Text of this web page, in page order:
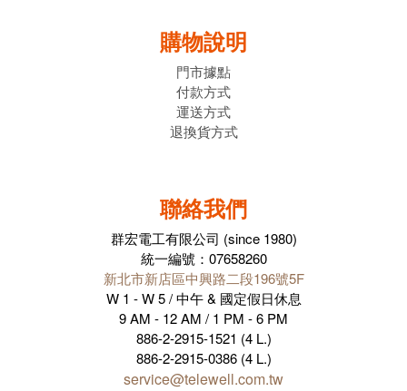
購物說明
門市據點
付款方式
運送方式
退換貨方式
聯絡我們
群宏電工有限公司 (since 1980)
統一編號：07658260
新北市新店區中興路二段196號5F
W 1 - W 5 / 中午 & 國定假日休息
9 AM - 12 AM / 1 PM - 6 PM
886-2-2915-1521 (4 L.)
886-2-2915-0386 (4 L.)
service@telewell.com.tw